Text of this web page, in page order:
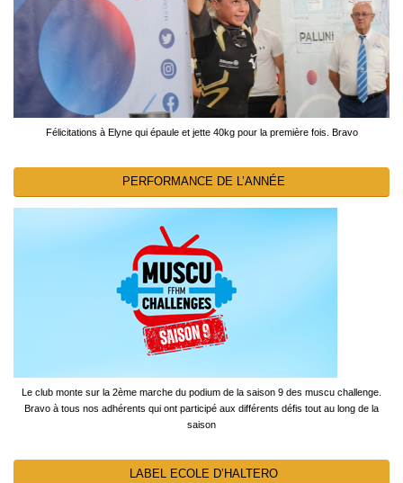
Félicitations à Elyne qui épaule et jette 40kg pour la première fois. Bravo
PERFORMANCE DE L’ANNÉE
Le club monte sur la 2ème marche du podium de la saison 9 des muscu challenge.
Bravo à tous nos adhérents qui ont participé aux différents défis tout au long de la
saison
LABEL ECOLE D’HALTERO